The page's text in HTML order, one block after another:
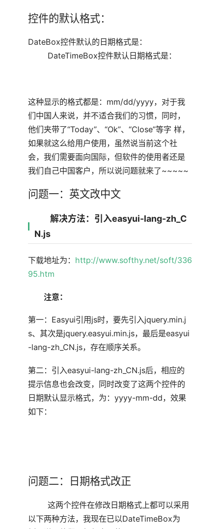
控件的默认格式：
DateBox控件默认的日期格式是：
DateTimeBox控件默认日期格式是：
这种显示的格式都是：mm/dd/yyyy，对于我
们中国人来说，并不适合我们的习惯，同时，
他们夹带了“Today”、“Ok”、“Close”等字 样，
如果就这么给用户使用，虽然说当前这个社
会，我们需要面向国际，但软件的使用者还是
我们自己中国客户，所以说问题就来了~~~~~
问题一：英文改中文
解决方法：引入easyui-lang-zh_C
N.js
下载地址为： http://www.softhy.net/soft/336
95.htm
注意：
第一：Easyui引用js时，要先引入jquery.min.j
s、其次是jquery.easyui.min.js，最后是easyui
-lang-zh_CN.js，存在顺序关系。
第二：引入easyui-lang-zh_CN.js后，相应的
提示信息也会改变，同时改变了这两个控件的
日期默认显示格式，为：yyyy-mm-dd，效果
如下：
问题二：日期格式改正
这两个控件在修改日期格式上都可以采用
以下两种方法，我现在已以DateTimeBox为